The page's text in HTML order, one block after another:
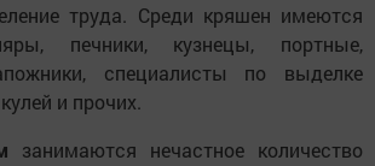
труда. Среди кряшен имеются
печники, кузнецы, портные,
специалисты по выделке
и прочих.
занимаются нечастное количество